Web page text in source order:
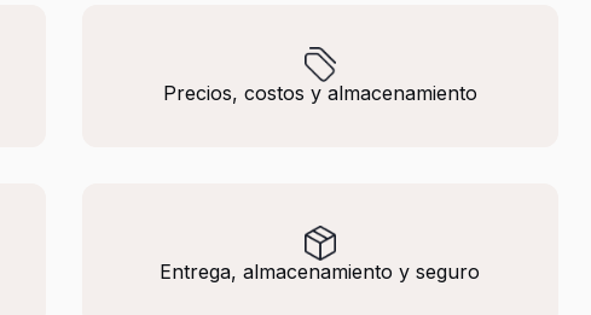
Precios, costos y almacenamiento
Entrega, almacenamiento y seguro